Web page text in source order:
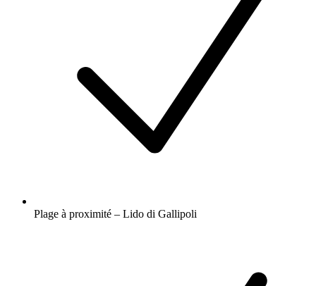
Plage à proximité – Lido di Gallipoli